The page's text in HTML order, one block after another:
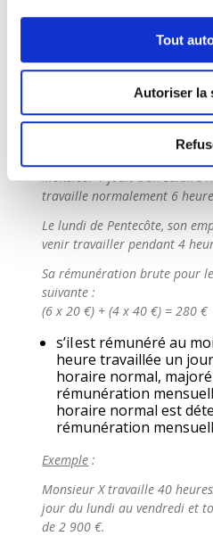
Tout
Autoriser la
Dans l’hypothèse où un salarié
férié légal, sa rémunération se
s’il est rémunéré à
son salaire horaire
plus de son salaire
Monsieur Y jouit d’un salaire
travaille normalement 6
Le lundi de Pentecôte, son
venir travailler pendant 4
Sa rémunération brute pour
suivante :
(6 x 20 €) + (4 x 40 €) = 280 €
s’il est rémunéré au
heure travaillée un
horaire normal, majoré
rémunération
horaire normal est
rémunération
Exemple :
Monsieur X travaille 40
jour du lundi au vendredi et
de 2 900 €.